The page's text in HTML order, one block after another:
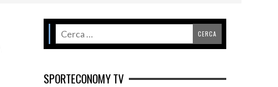
SPORTECONOMY TV